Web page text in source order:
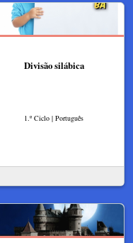
Divisão silábica
1.º Ciclo | Português